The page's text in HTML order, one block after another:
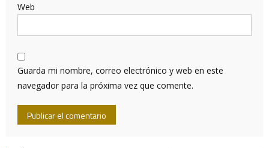
Web
Guarda mi nombre, correo electrónico y web en este
navegador para la próxima vez que comente.